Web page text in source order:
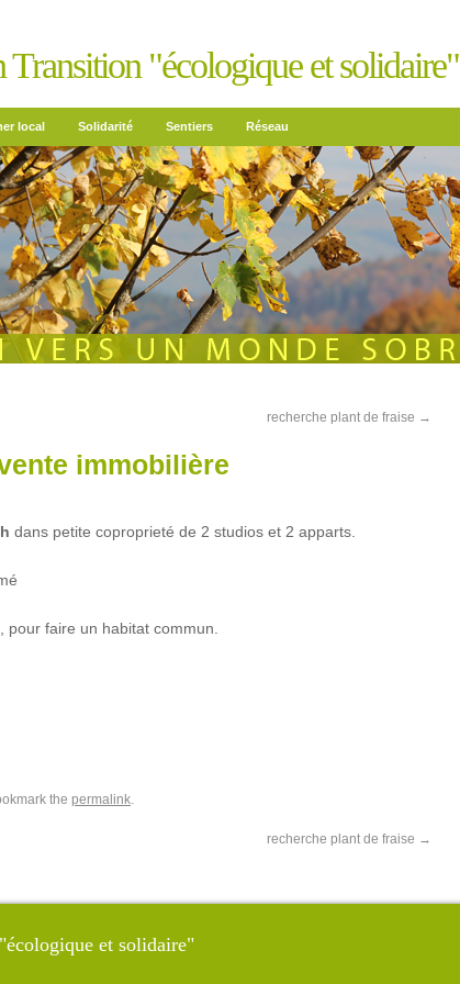
Transition "écologique et solidaire"
local Solidarité Sentiers Réseau
recherche plant de fraise →
immobilière
dans petite coproprieté de 2 studios et 2 apparts.
faire un habitat commun.
the permalink.
recherche plant de fraise →
et solidaire"